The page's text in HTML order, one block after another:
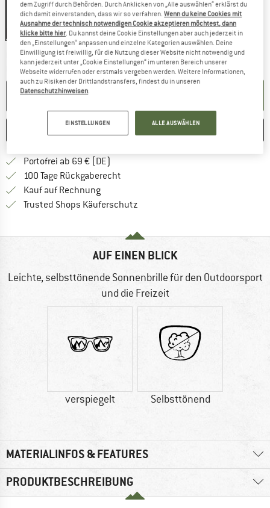
25%
Lieferzeit: 2-4 WerktageDer Link öffnet sich in einer Infobox und
Menge:
Portofrei ab 69 € (DE)
100 Tage Rückgaberecht
Kauf auf RechnungFinde die Zahlungs-Infos hier! Öffnet
Trusted Shops Käuferschutz
AUF EINEN BLICK
Leichte, selbsttönende Sonnenbrille für den Outdoorsport
und die Freizeit
verspiegelt Selbsttönend
MATERIALINFOS & FEATURES
PRODUKTBESCHREIBUNG
dem Zugriff durch Behörden. Durch Anklicken von „Alle auswählen“ erklärst du
dich damit einverstanden, dass wir so verfahren.Wenn du keine Cookies mit
Ausnahme der technisch notwendigen Cookie akzeptieren möchtest, dann
klicke bitte hier. Du kannst deine Cookie Einstellungen aber auch jederzeit in
den „Einstellungen“ anpassen und einzelne Kategorien auswählen. Deine
Einwilligung ist freiwillig, für die Nutzung dieser Website nicht notwendig und
kann jederzeit unter „Cookie Einstellungen“ im unteren Bereich unserer
Webseite widerrufen oder erstmals vergeben werden. Weitere Informationen,
auch zu Risiken der Drittlandstransfers, findest du in unseren
Datenschutzhinweisen.
EINSTELLUNGEN ALLE AUSWÄHLEN